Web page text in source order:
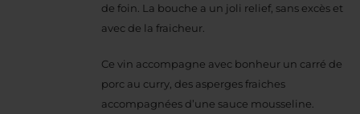
de foin. La bouche a un joli relief, sans excès et
avec de la fraicheur.
Ce vin accompagne avec bonheur un carré de
porc au curry, des asperges fraiches
accompagnées d’une sauce mousseline.